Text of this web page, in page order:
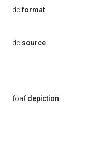
dc:format
dc:source
foaf:depiction